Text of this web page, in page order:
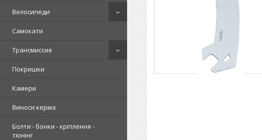
Велосипеди
Самокати
Трансмиссия
Покришки
Камери
Виноси керма
Болти - бонки - кріплення -
тюнінг